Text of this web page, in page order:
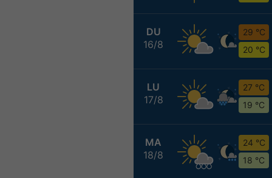
DU
16/8
29 °C
20 °C
LU
17/8
27 °C
19 °C
MA
18/8
24 °C
18 °C